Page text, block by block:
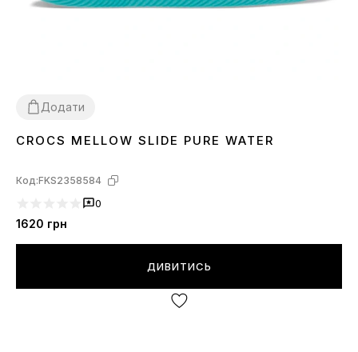
Додати
363738
CROCS MELLOW SLIDE PURE WATER
Код:FKS2358584
0
1620 грн
ДИВИТИСЬ